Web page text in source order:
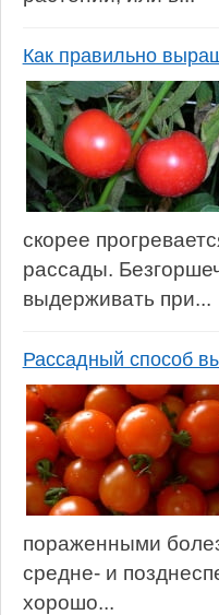
Как правильно
скорее
рассады.
выдерживать при...
Рассадный способ
пораженными
средне- и
хорошо...